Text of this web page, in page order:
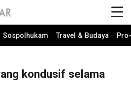
Sospolhukam Travel & Budaya
kondusif selama